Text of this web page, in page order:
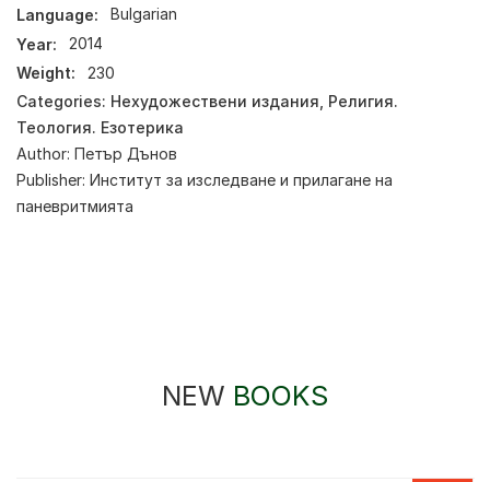
Language:
Bulgarian
Year:
2014
Weight:
230
Categories: Нехудожествени издания Религия.
Теология. Езотерика
Author: Петър Дънов
Publisher: Институт за изследване и прилагане на
паневритмията
NEW BOOKS